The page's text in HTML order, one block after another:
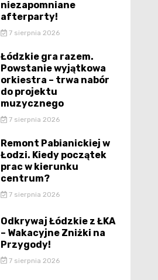
niezapomniane
afterparty!
7 sierpnia 2026
Łódzkie gra razem.
Powstanie wyjątkowa
orkiestra – trwa nabór
do projektu
muzycznego
7 sierpnia 2026
Remont Pabianickiej w
Łodzi. Kiedy początek
prac w kierunku
centrum?
7 sierpnia 2026
Odkrywaj Łódzkie z ŁKA
– Wakacyjne Zniżki na
Przygody!
7 sierpnia 2026